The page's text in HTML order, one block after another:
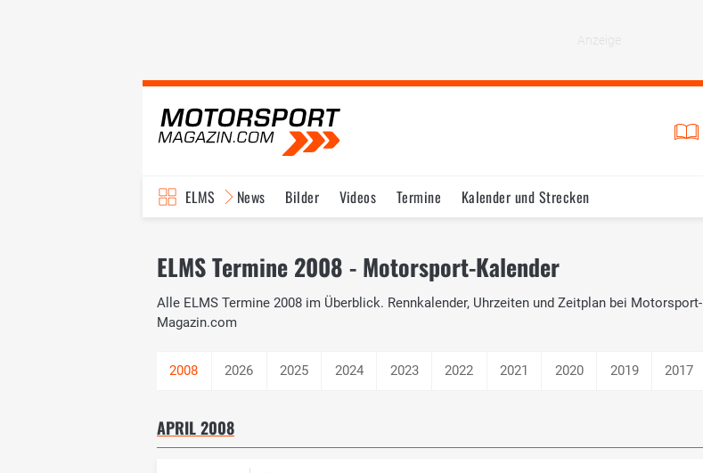
ELMS News Bilder Videos Termine Kalender und Strecken
ELMS Termine 2008 - Motorsport-Kalender
Alle ELMS Termine 2008 im Überblick. Rennkalender, Uhrzeiten und Zeitplan bei Motorsport-
Magazin.com
2026 2025 2024 2023 2022 2021 2020 2019 2017
APRIL 2008